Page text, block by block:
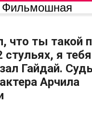
Фильмошная
что ты такой
стульях, я
Гайдай.
Арчила